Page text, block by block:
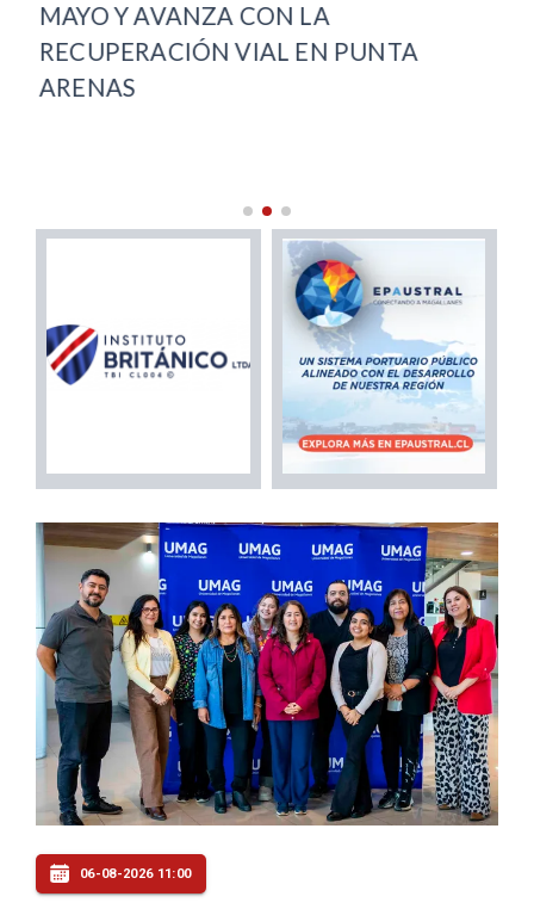
MAYO Y AVANZA CON LA
RECUPERACIÓN VIAL EN PUNTA
ARENAS
06-08-2026 11:00